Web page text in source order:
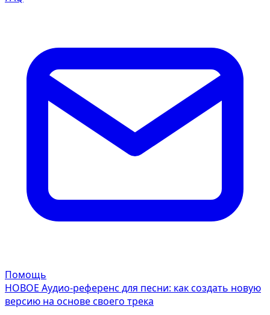
Помощь
НОВОЕ Аудио-референс для песни: как создать новую
версию на основе своего трека